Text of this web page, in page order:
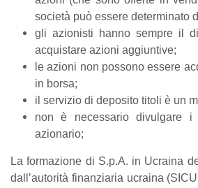
società può essere determinato
gli azionisti hanno sempre il
acquistare azioni aggiuntive;
le azioni non possono essere
in borsa;
il servizio di deposito titoli è un
non è necessario divulgare i
azionario;
La formazione di S.p.A. in Ucraina
dall’autorità finanziaria ucraina